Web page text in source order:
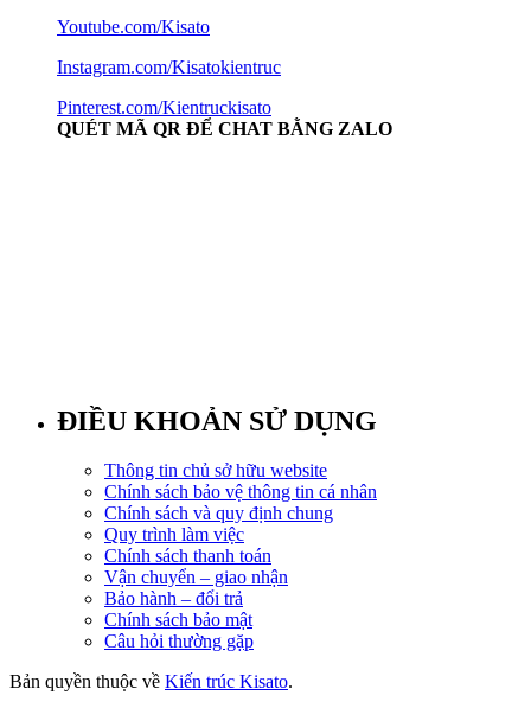
Youtube.com/Kisato
Instagram.com/Kisatokientruc
Pinterest.com/Kientruckisato
QUÉT MÃ QR ĐỂ CHAT BẰNG ZALO
ĐIỀU KHOẢN SỬ DỤNG
Thông tin chủ sở hữu website
Chính sách bảo vệ thông tin cá nhân
Chính sách và quy định chung
Quy trình làm việc
Chính sách thanh toán
Vận chuyển – giao nhận
Bảo hành – đổi trả
Chính sách bảo mật
Câu hỏi thường gặp
Bản quyền thuộc về Kiến trúc Kisato.